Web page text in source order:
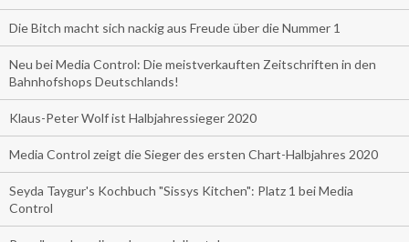
Die Bitch macht sich nackig aus Freude über die Nummer 1
Neu bei Media Control: Die meistverkauften Zeitschriften in den
Bahnhofshops Deutschlands!
Klaus-Peter Wolf ist Halbjahressieger 2020
Media Control zeigt die Sieger des ersten Chart-Halbjahres 2020
Seyda Taygur's Kochbuch "Sissys Kitchen": Platz 1 bei Media
Control